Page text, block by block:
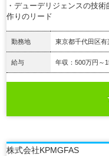
・デューデリジェンスの技
作りのリード
勤務地 東京都千代田区
給与 年収：500万円～
株式会社KPMGFAS